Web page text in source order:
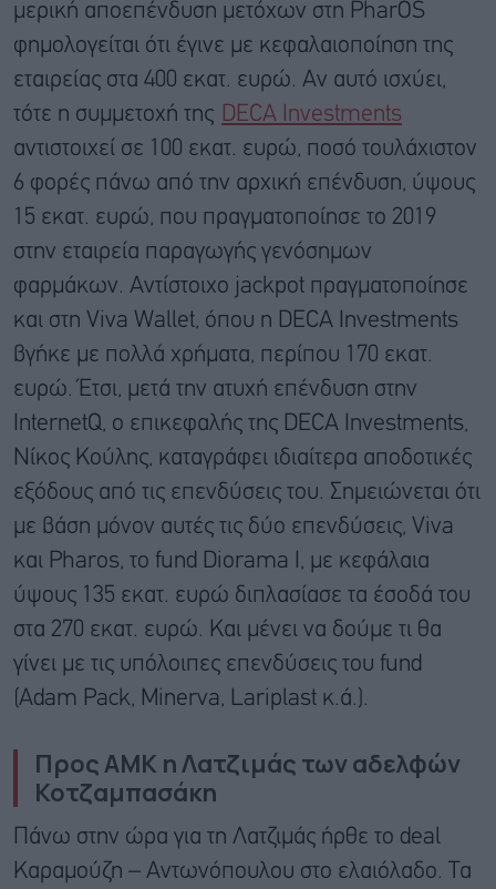
μερική αποεπένδυση μετόχων στη PharOS
φημολογείται ότι έγινε με κεφαλαιοποίηση της
εταιρείας στα 400 εκατ. ευρώ. Αν αυτό ισχύει,
τότε η συμμετοχή της DECA Investments
αντιστοιχεί σε 100 εκατ. ευρώ, ποσό τουλάχιστον
6 φορές πάνω από την αρχική επένδυση, ύψους
15 εκατ. ευρώ, που πραγματοποίησε το 2019
στην εταιρεία παραγωγής γενόσημων
φαρμάκων. Αντίστοιχο jackpot πραγματοποίησε
και στη Viva Wallet, όπου η DECA Investments
βγήκε με πολλά χρήματα, περίπου 170 εκατ.
ευρώ. Έτσι, μετά την ατυχή επένδυση στην
InternetQ, ο επικεφαλής της DECA Investments,
Νίκος Κούλης, καταγράφει ιδιαίτερα αποδοτικές
εξόδους από τις επενδύσεις του. Σημειώνεται ότι
με βάση μόνον αυτές τις δύο επενδύσεις, Viva
και Pharos, το fund Diorama I, με κεφάλαια
ύψους 135 εκατ. ευρώ διπλασίασε τα έσοδά του
στα 270 εκατ. ευρώ. Και μένει να δούμε τι θα
γίνει με τις υπόλοιπες επενδύσεις του fund
(Adam Pack, Minerva, Lariplast κ.ά.).
Προς ΑΜΚ η Λατζιμάς των αδελφών
Κοτζαμπασάκη
Πάνω στην ώρα για τη Λατζιμάς ήρθε το deal
Καραμούζη – Αντωνόπουλου στο ελαιόλαδο. Τα